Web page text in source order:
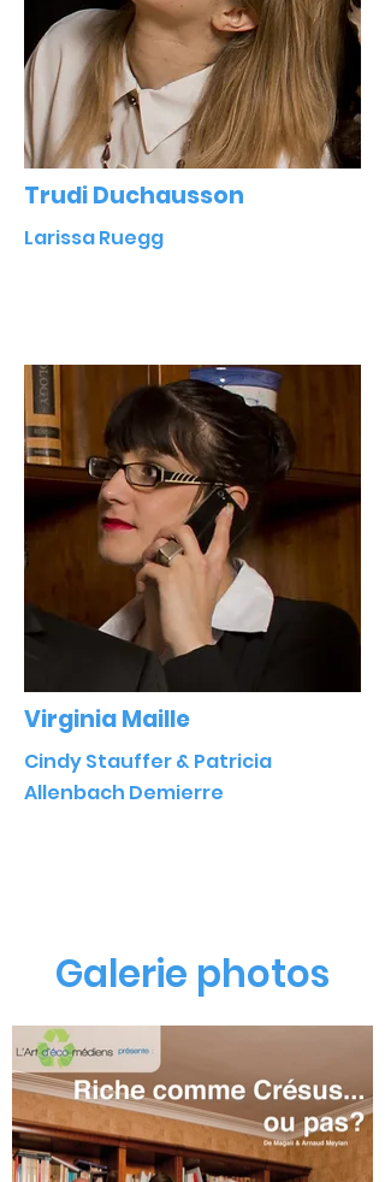
Trudi Duchausson
Larissa Ruegg
Virginia Maille
Cindy Stauffer & Patricia
Allenbach Demierre
Galerie photos